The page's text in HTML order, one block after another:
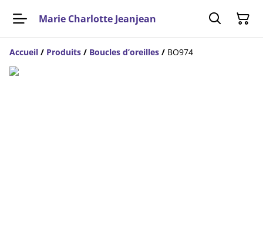
Marie Charlotte Jeanjean
Accueil / Produits / Boucles d’oreilles / BO974